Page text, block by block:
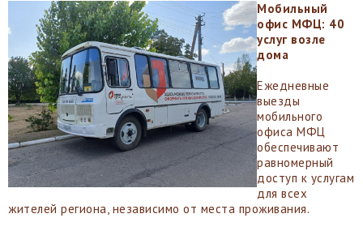
Мобильный
офис МФЦ: 40
услуг возле
дома
Ежедневные
выезды
мобильного
офиса МФЦ
обеспечивают
равномерный
доступ к услугам
для всех
жителей региона, независимо от места проживания.